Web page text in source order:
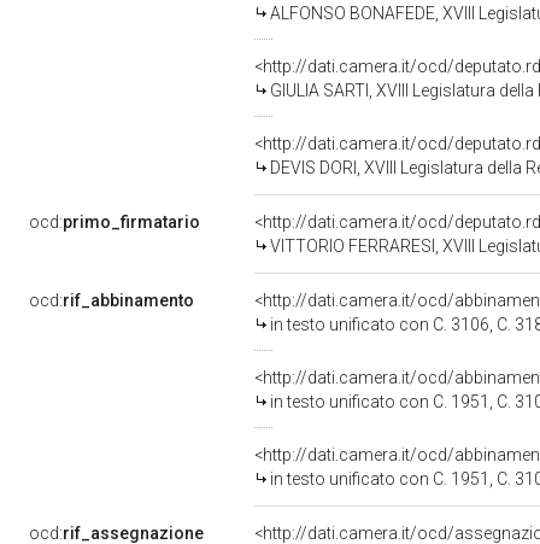
ALFONSO BONAFEDE, XVIII
<http://dati.camera.it/ocd/
GIULIA SARTI, XVIII Legislatura
<http://dati.camera.it/ocd/
DEVIS DORI, XVIII Legislatura della
ocd:primo_firmatario
<http://dati.camera.it/ocd/
VITTORIO FERRARESI, XVIII
ocd:rif_abbinamento
<http://dati.camera.it/ocd/
in testo unificato con C. 3106, C.
<http://dati.camera.it/ocd/
in testo unificato con C. 1951, C.
<http://dati.camera.it/ocd/
in testo unificato con C. 1951, C.
ocd:rif_assegnazione
<http://dati.camera.it/ocd/